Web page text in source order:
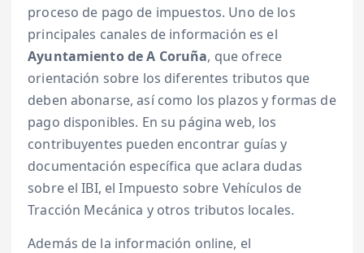
proceso de pago de impuestos. Uno de los
principales canales de información es el
Ayuntamiento de A Coruña, que ofrece
orientación sobre los diferentes tributos que
deben abonarse, así como los plazos y formas de
pago disponibles. En su página web, los
contribuyentes pueden encontrar guías y
documentación específica que aclara dudas
sobre el IBI, el Impuesto sobre Vehículos de
Tracción Mecánica y otros tributos locales.
Además de la información online, el